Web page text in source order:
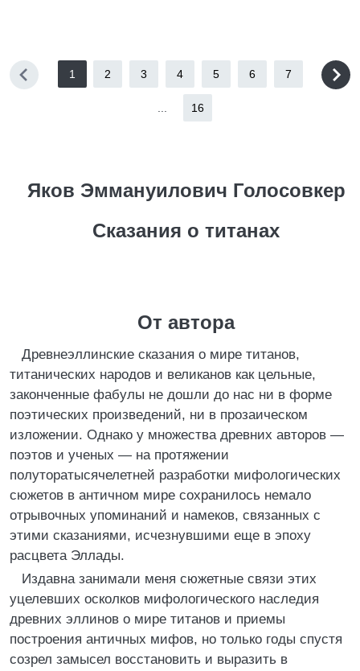
1 2 3 4 5 6 7
16
Яков Эммануилович Голосовкер
Сказания о титанах
От автора
Древнеэллинские сказания о мире титанов,
титанических народов и великанов как цельные,
законченные фабулы не дошли до нас ни в форме
поэтических произведений, ни в прозаическом
изложении. Однако у множества древних авторов —
поэтов и ученых — на протяжении
полуторатысячелетней разработки мифологических
сюжетов в античном мире сохранилось немало
отрывочных упоминаний и намеков, связанных с
этими сказаниями, исчезнувшими еще в эпоху
расцвета Эллады.
Издавна занимали меня сюжетные связи этих
уцелевших осколков мифологического наследия
древних эллинов о мире титанов и приемы
построения античных мифов, но только годы спустя
созрел замысел восстановить и выразить в